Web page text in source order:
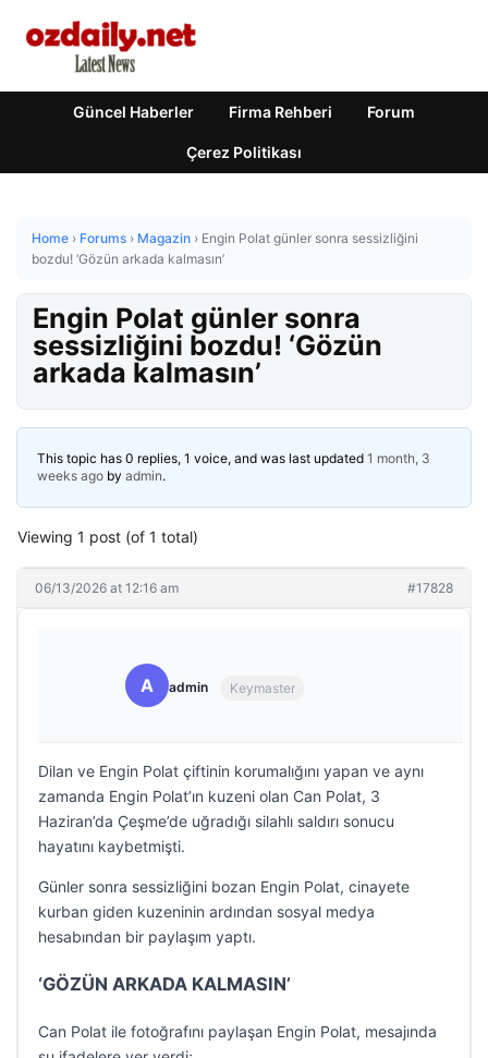
Güncel Haberler Firma Rehberi Forum
Çerez Politikası
Home › Forums › Magazin › Engin Polat günler sonra sessizliğini
bozdu! ‘Gözün arkada kalmasın’
Engin Polat günler sonra
sessizliğini bozdu! ‘Gözün
arkada kalmasın’
This topic has 0 replies, 1 voice, and was last updated 1 month, 3
weeks ago by admin.
Viewing 1 post (of 1 total)
06/13/2026 at 12:16 am #17828
A admin Keymaster
Dilan ve Engin Polat çiftinin korumalığını yapan ve aynı
zamanda Engin Polat’ın kuzeni olan Can Polat, 3
Haziran’da Çeşme’de uğradığı silahlı saldırı sonucu
hayatını kaybetmişti.
Günler sonra sessizliğini bozan Engin Polat, cinayete
kurban giden kuzeninin ardından sosyal medya
hesabından bir paylaşım yaptı.
‘GÖZÜN ARKADA KALMASIN’
Can Polat ile fotoğrafını paylaşan Engin Polat, mesajında